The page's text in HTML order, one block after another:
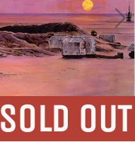
SOLD OUT